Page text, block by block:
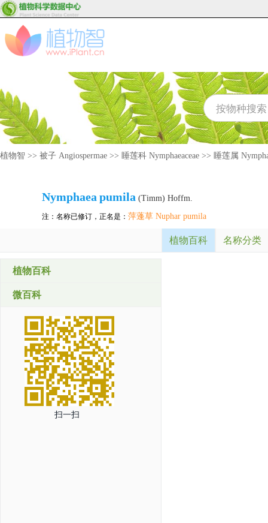
植物智 >> 被子 Angiospermae >> 睡莲科 Nymphaeaceae >> 睡莲属
Nymphaea pumila (Timm) Hoffm.
注：名称已修订，正名是： 萍蓬草 Nuphar pumila
植物百科 名称分类
植物百科
微百科
扫一扫